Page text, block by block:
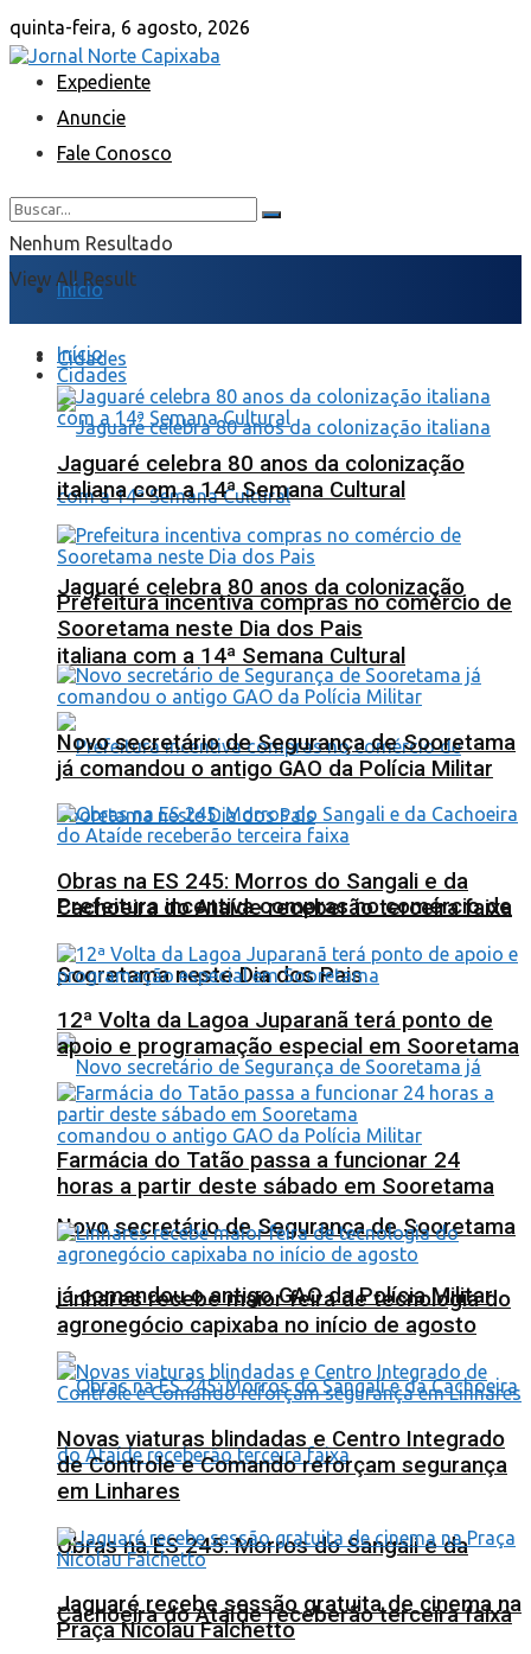
quinta-feira, 6 agosto, 2026
Expediente
Anuncie
Fale Conosco
Nenhum Resultado
View All Result
Início
Cidades
Jaguaré celebra 80 anos da colonização
italiana com a 14ª Semana Cultural
Prefeitura incentiva compras no comércio de
Sooretama neste Dia dos Pais
Novo secretário de Segurança de Sooretama
já comandou o antigo GAO da Polícia Militar
Obras na ES 245: Morros do Sangali e da
Cachoeira do Ataíde receberão terceira faixa
Início
Cidades
Jaguaré celebra 80 anos da colonização
italiana com a 14ª Semana Cultural
Prefeitura incentiva compras no comércio de
Sooretama neste Dia dos Pais
Novo secretário de Segurança de Sooretama
já comandou o antigo GAO da Polícia Militar
Obras na ES 245: Morros do Sangali e da
Cachoeira do Ataíde receberão terceira faixa
12ª Volta da Lagoa Juparanã terá ponto de
apoio e programação especial em Sooretama
Farmácia do Tatão passa a funcionar 24
horas a partir deste sábado em Sooretama
Linhares recebe maior feira de tecnologia do
agronegócio capixaba no início de agosto
Novas viaturas blindadas e Centro Integrado
de Controle e Comando reforçam segurança
em Linhares
Jaguaré recebe sessão gratuita de cinema na
Praça Nicolau Falchetto